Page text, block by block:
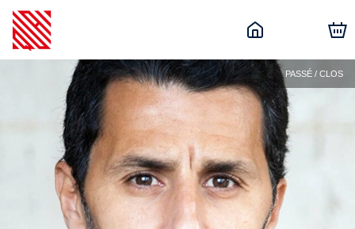
PASSÉ / CLOS